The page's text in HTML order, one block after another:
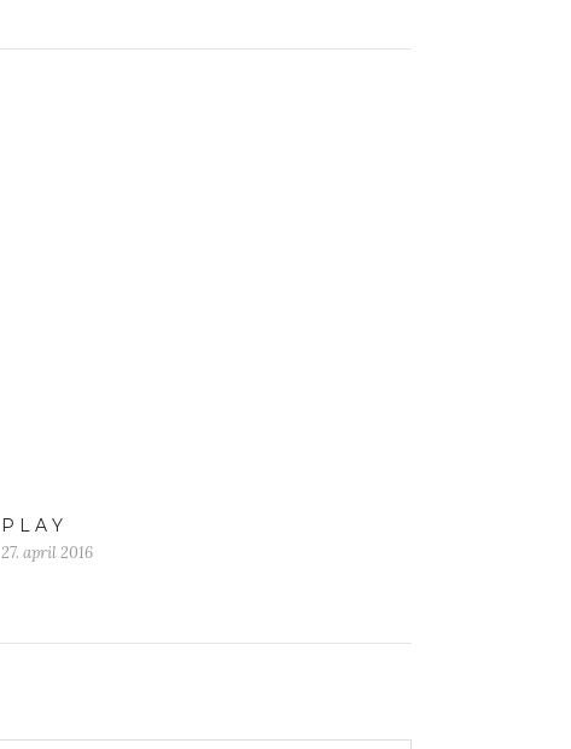
P L A Y
27. april 2016